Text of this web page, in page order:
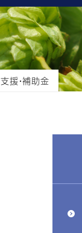
支援・補助金